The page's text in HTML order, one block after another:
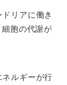
リアに働き
胞の代謝が
ルギーが行